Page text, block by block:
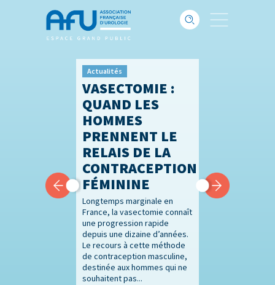
Actualités
VASECTOMIE :
QUAND LES
HOMMES
PRENNENT LE
RELAIS DE LA
CONTRACEPTION
FÉMININE
Longtemps marginale en
France, la vasectomie connaît
une progression rapide
depuis une dizaine d’années.
Le recours à cette méthode
de contraception masculine,
destinée aux hommes qui ne
souhaitent pas...